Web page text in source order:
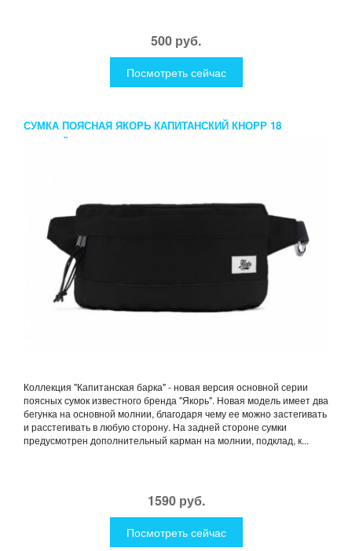
500 руб.
Посмотреть сейчас
СУМКА ПОЯСНАЯ ЯКОРЬ КАПИТАНСКИЙ КНОРР 18
ЧЕРНЫЙ
Коллекция "Капитанская барка" - новая версия основной серии
поясных сумок известного бренда "Якорь". Новая модель имеет два
бегунка на основной молнии, благодаря чему ее можно застегивать
и расстегивать в любую сторону. На задней стороне сумки
предусмотрен дополнительный карман на молнии, подклад, к...
1590 руб.
Посмотреть сейчас